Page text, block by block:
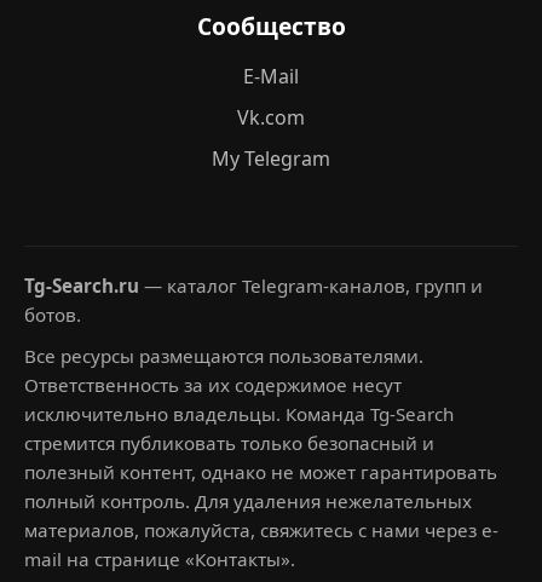
Сообщество
E-Mail
Vk.com
My Telegram
Tg-Search.ru — каталог Telegram-каналов, групп и
ботов.
Все ресурсы размещаются пользователями.
Ответственность за их содержимое несут
исключительно владельцы. Команда Tg-Search
стремится публиковать только безопасный и
полезный контент, однако не может гарантировать
полный контроль. Для удаления нежелательных
материалов, пожалуйста, свяжитесь с нами через e-
mail на странице «Контакты».